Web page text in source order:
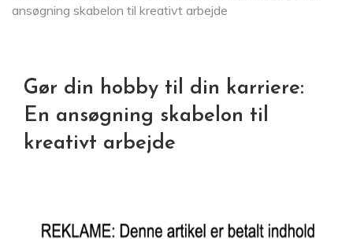
ansøgning skabelon til kreativt arbejde
Gør din hobby til din karriere:
En ansøgning skabelon til
kreativt arbejde